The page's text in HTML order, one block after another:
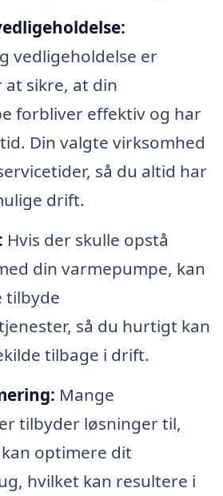
vedligeholdelse er
at sikre, at din
forbliver effektiv og har
Din valgte virksomhed
så du altid har
drift.
Hvis der skulle opstå
din varmepumpe, kan
tilbyde
så du hurtigt kan
tilbage i drift.
Mange
tilbyder løsninger til,
optimere dit
hvilket kan resultere i